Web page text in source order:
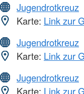
Jugendrotkreuz
Karte: Link zur
Jugendrotkreuz
Karte: Link zur
Jugendrotkreuz
Karte: Link zur